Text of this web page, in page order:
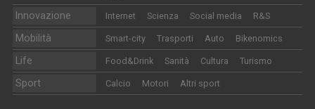
Innovazione Internet Scienza Social media R&S
Mobilità Smart-city Trasporti Auto Bikenomics
Life Food&Drink Sanità Cultura Turismo
Sport Calcio Motori Altri sport